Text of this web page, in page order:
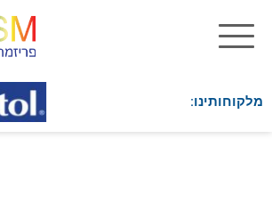
מלקוחותינו: